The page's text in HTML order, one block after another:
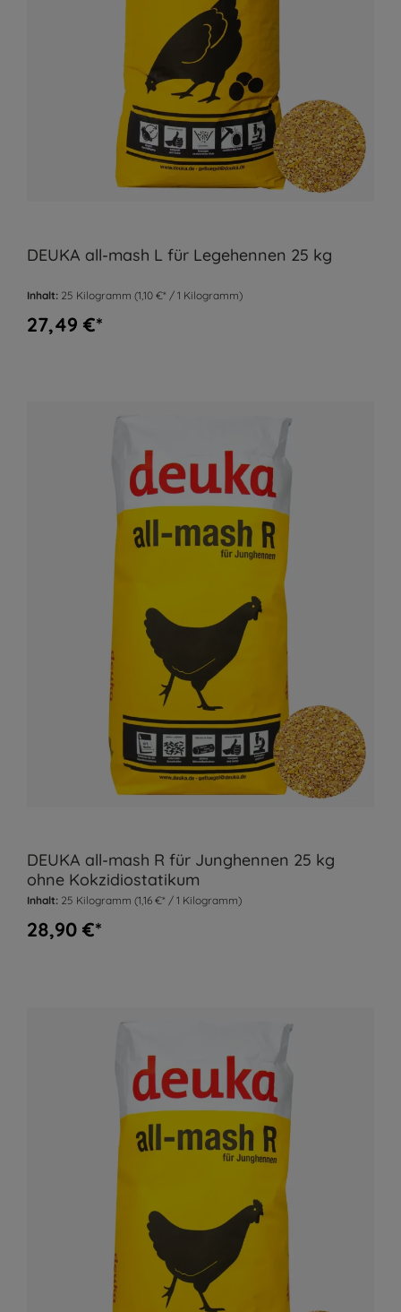
DEUKA all-mash L für Legehennen 25 kg
Inhalt: 25 Kilogramm (1,10 €* / 1 Kilogramm)
27,49 €*
DEUKA all-mash R für Junghennen 25 kg
ohne Kokzidiostatikum
Inhalt: 25 Kilogramm (1,16 €* / 1 Kilogramm)
28,90 €*